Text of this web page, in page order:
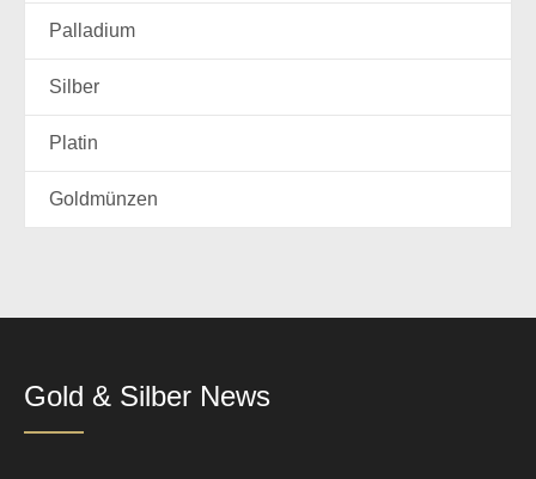
Palladium
Silber
Platin
Goldmünzen
Gold & Silber News